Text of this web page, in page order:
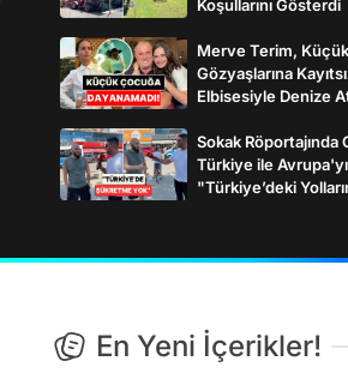
Koşullarını Gösterdi
Merve Terim,
Gözyaşlarına
Elbisesiyle Denize
Sokak Röportajında
Türkiye ile Avrupa'yı
"Türkiye’deki
En Yeni İçerikler!